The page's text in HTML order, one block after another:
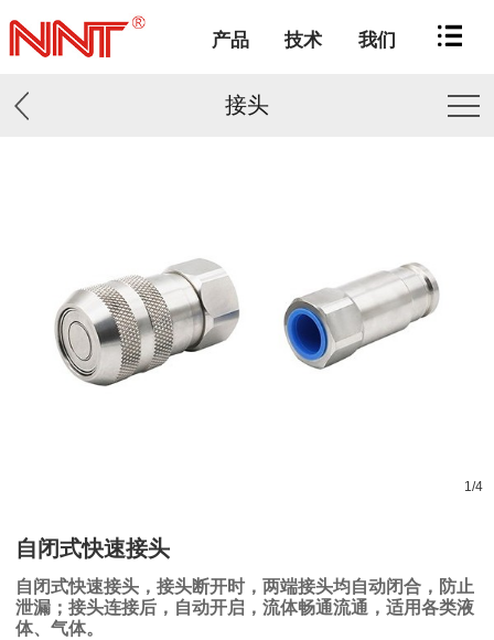
产品 技术 我们
接头
1 /4
自闭式快速接头
自闭式快速接头，接头断开时，两端接头均自动闭合，防止
泄漏；接头连接后，自动开启，流体畅通流通，适用各类液
体、气体。